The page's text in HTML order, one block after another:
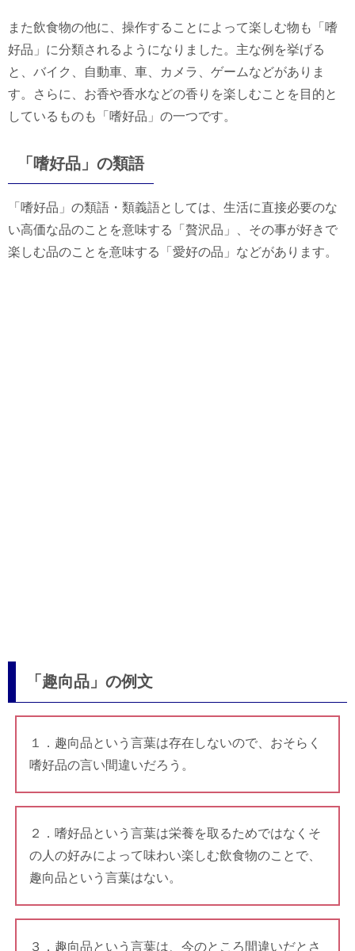
また飲食物の他に、操作することによって楽しむ物も「嗜
好品」に分類されるようになりました。主な例を挙げる
と、バイク、自動車、車、カメラ、ゲームなどがありま
す。さらに、お香や香水などの香りを楽しむことを目的と
しているものも「嗜好品」の一つです。
「嗜好品」の類語
「嗜好品」の類語・類義語としては、生活に直接必要のな
い高価な品のことを意味する「贅沢品」、その事が好きで
楽しむ品のことを意味する「愛好の品」などがあります。
「趣向品」の例文
１．趣向品という言葉は存在しないので、おそらく
嗜好品の言い間違いだろう。
２．嗜好品という言葉は栄養を取るためではなくそ
の人の好みによって味わい楽しむ飲食物のことで、
趣向品という言葉はない。
３．趣向品という言葉は、今のところ間違いだとさ